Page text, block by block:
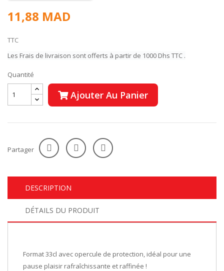
11,88 MAD
TTC
Les Frais de livraison sont offerts à partir de 1000 Dhs TTC .
Quantité
Ajouter Au Panier
Partager
DESCRIPTION
DÉTAILS DU PRODUIT
Format 33cl avec opercule de protection, idéal pour une
pause plaisir rafraîchissante et raffinée !